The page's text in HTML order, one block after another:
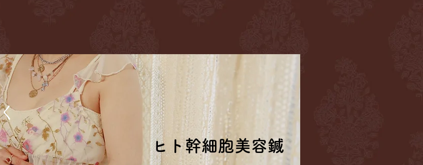
ヒト幹細胞美容鍼
ヒト幹細胞美容鍼